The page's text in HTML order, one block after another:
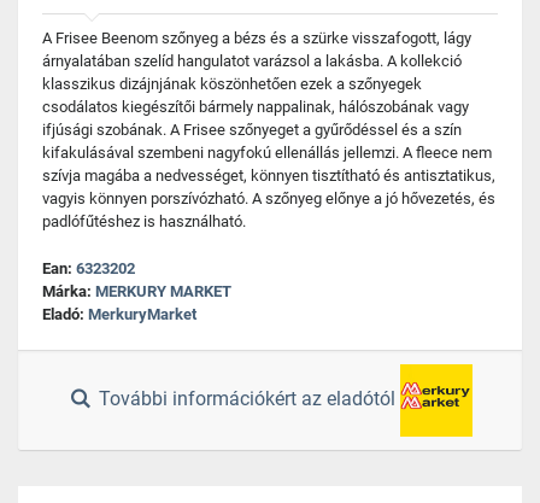
A Frisee Beenom szőnyeg a bézs és a szürke visszafogott, lágy
árnyalatában szelíd hangulatot varázsol a lakásba. A kollekció
klasszikus dizájnjának köszönhetően ezek a szőnyegek
csodálatos kiegészítői bármely nappalinak, hálószobának vagy
ifjúsági szobának. A Frisee szőnyeget a gyűrődéssel és a szín
kifakulásával szembeni nagyfokú ellenállás jellemzi. A fleece nem
szívja magába a nedvességet, könnyen tisztítható és antisztatikus,
vagyis könnyen porszívózható. A szőnyeg előnye a jó hővezetés, és
padlófűtéshez is használható.
Ean: 6323202
Márka: MERKURY MARKET
Eladó: MerkuryMarket
További információkért az eladótól